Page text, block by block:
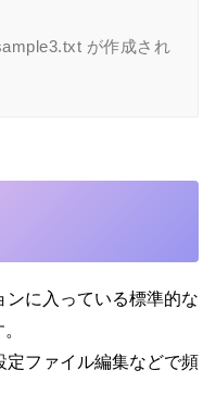
が作成され
ンに入っている標準的な
定ファイル編集などで頻